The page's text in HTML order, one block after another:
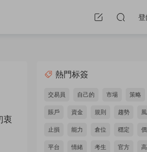
衷
熱門标簽
交易員 自己的 市場 策略
賬戶 資金 規則 趨勢
止損 能力 倉位 穩定
平台 情緒 考生 官方